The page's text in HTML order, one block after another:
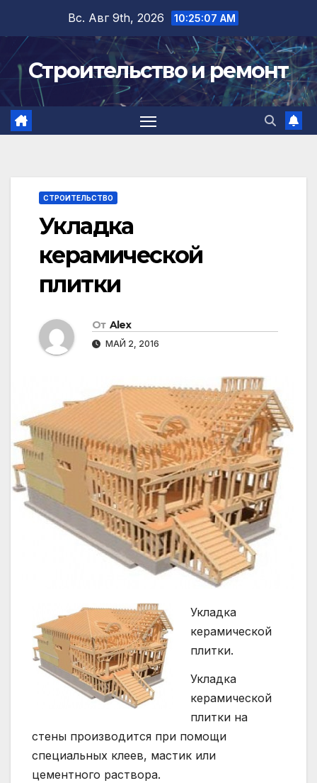
содержимому
Вс. Авг 9th, 2026 10:25:08 AM
Строительство и ремонт
СТРОИТЕЛЬСТВО
Укладка
керамической
плитки
От Alex
МАЙ 2, 2016
Укладка
керамической
плитки.
Укладка
керамической
плитки на
стены производится при помощи
специальных клеев, мастик или
цементного раствора.